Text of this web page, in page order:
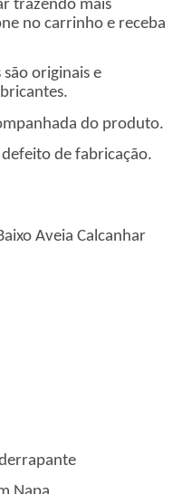
trazendo mais
no carrinho e receba
originais e
do produto.
de fabricação.
Aveia Calcanhar